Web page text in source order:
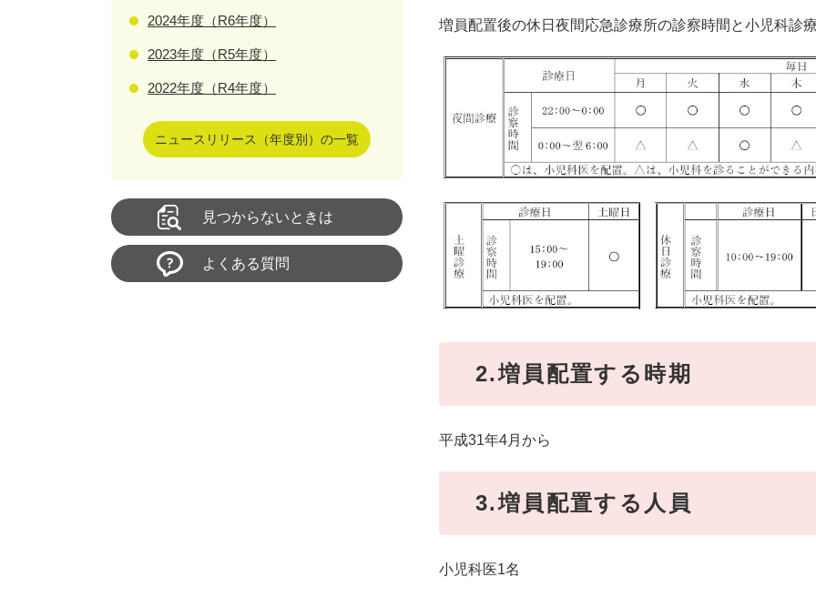
増員配置後の休日夜間応急診療所の診察時間と小児科診
2.増員配置する時期
平成31年4月から
3.増員配置する人員
小児科医1名
2024年度（R6年度）
2023年度（R5年度）
2022年度（R4年度）
ニュースリリース（年度別）の一覧
見つからないときは
よくある質問